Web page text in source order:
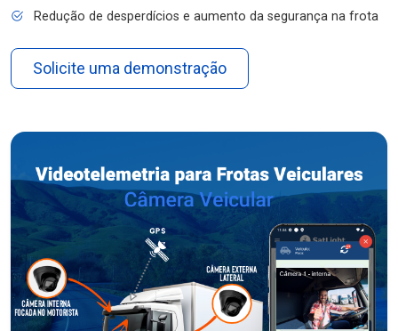
Redução de desperdícios e aumento da segurança na frota
Solicite uma demonstração